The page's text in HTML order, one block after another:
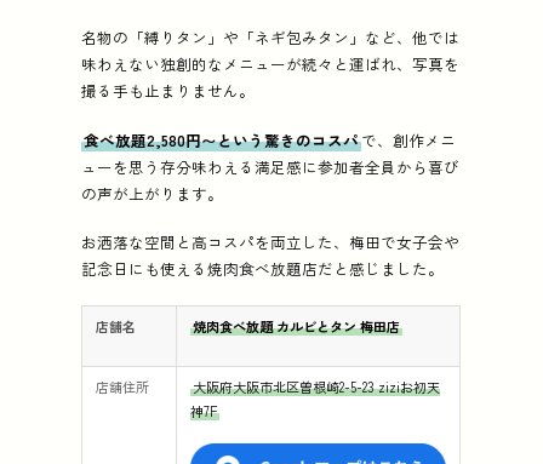
名物の「縛りタン」や「ネギ包みタン」など、他では
味わえない独創的なメニューが続々と運ばれ、写真を
撮る手も止まりません。
食べ放題2,580円〜という驚きのコスパで、創作メニ
ューを思う存分味わえる満足感に参加者全員から喜び
の声が上がります。
お洒落な空間と高コスパを両立した、梅田で女子会や
記念日にも使える焼肉食べ放題店だと感じました。
店舗名 焼肉食べ放題 カルビとタン 梅田店
店舗住所
大阪府大阪市北区曽根崎2-5-23 ziziお初天
神7F